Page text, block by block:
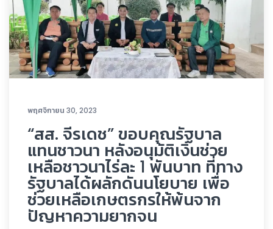
พฤศจิกายน 30, 2023
“สส. จีรเดช” ขอบคุณรัฐบาล
แทนชาวนา หลังอนุมัติเงินช่วย
เหลือชาวนาไร่ละ 1 พันบาท ที่ทาง
รัฐบาลได้ผลักดันนโยบาย เพื่อ
ช่วยเหลือเกษตรกรให้พ้นจาก
ปัญหาความยากจน